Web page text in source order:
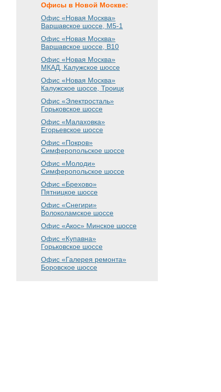
Офисы в Новой Москве:
Офис «Новая Москва»
Варшавское шоссе , М5-1
Офис «Новая Москва»
Варшавское шоссе , B10
Офис «Новая Москва»
МКАД, Калужское шоссе
Офис «Новая Москва»
Калужское шоссе, Троицк
Офис «Электросталь»
Горьковское шоссе
Офис «Малаховка»
Егорьевское шоссе
Офис «Покров»
Симферопольское шоссе
Офис «Молоди»
Симферопольское шоссе
Офис «Брехово»
Пятницкое шоссе
Офис «Снегири»
Волоколамское шоссе
Офис «Акос» Минское шоссе
Офис «Купавна»
Горьковское шоссе
Офис «Галерея ремонта»
Боровское шоссе